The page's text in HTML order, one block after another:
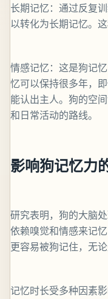
长期记忆：通过反复
以转化为长期记忆。
情感记忆：这是狗记
忆可以保持很多年，
能认出主人。狗的空
和日常活动的路线。
影响狗记忆力
研究表明，狗的大脑
依赖嗅觉和情感来记
更容易被狗记住，无
记忆时长受多种因素